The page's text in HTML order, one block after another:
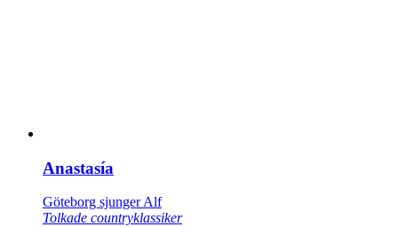
Anastasía
Göteborg sjunger Alf
Tolkade countryklassiker